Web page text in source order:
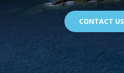
CONTACT US